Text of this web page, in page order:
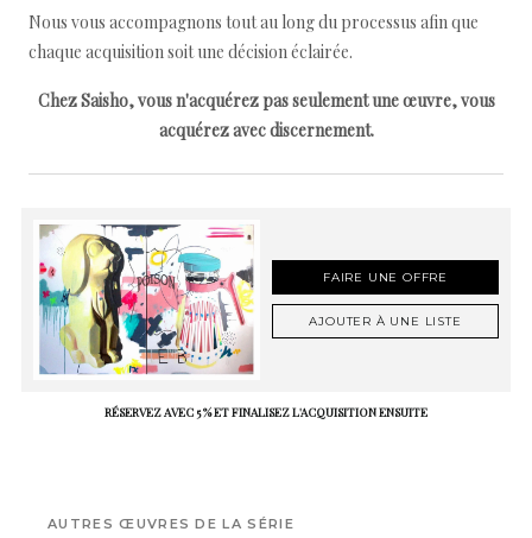
Nous vous accompagnons tout au long du processus afin que
chaque acquisition soit une décision éclairée.
Chez Saisho, vous n'acquérez pas seulement une œuvre, vous
acquérez avec discernement.
FAIRE UNE OFFRE
AJOUTER À UNE LISTE
RÉSERVEZ AVEC 5 % ET FINALISEZ L'ACQUISITION ENSUITE
AUTRES ŒUVRES DE LA SÉRIE